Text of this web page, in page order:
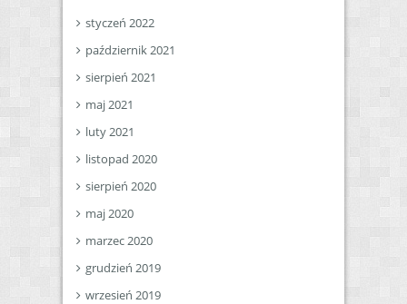
styczeń 2022
październik 2021
sierpień 2021
maj 2021
luty 2021
listopad 2020
sierpień 2020
maj 2020
marzec 2020
grudzień 2019
wrzesień 2019